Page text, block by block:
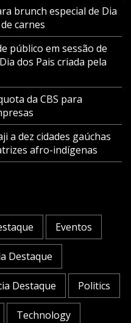
brunch especial de Dia
carnes
público em sessão de
dos Pais criada pela
da CBS para
a dez cidades gaúchas
afro-indígenas
Eventos
Destaque
Destaque Politics
Technology